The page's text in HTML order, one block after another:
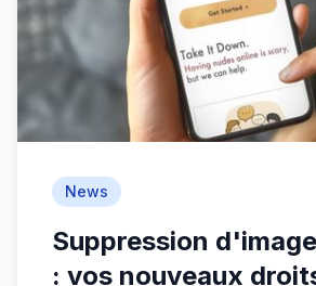
News
Suppression
: vos nouveaux